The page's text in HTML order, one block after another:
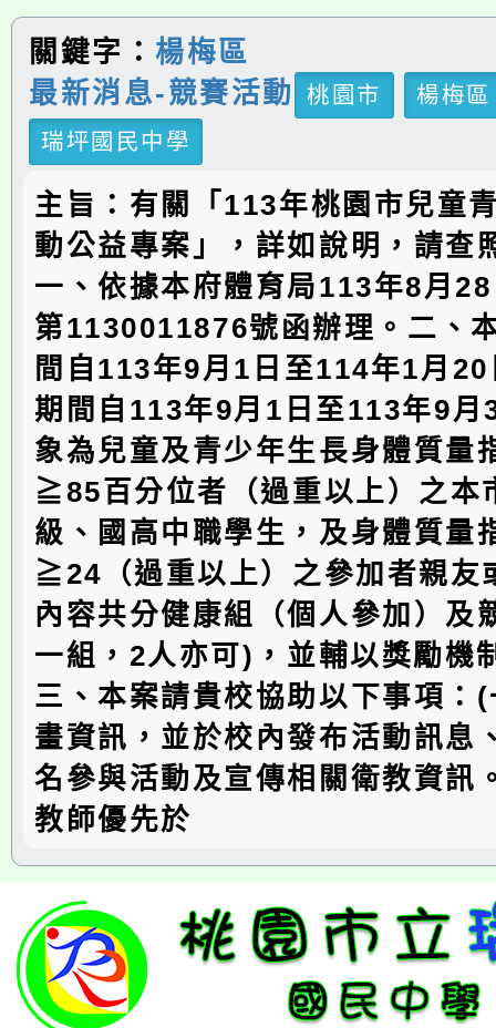
關鍵字： 楊梅區
最新消息-競賽活動
桃園市
楊梅區
瑞坪國民中學
主旨：有關「113年桃園市兒童
動公益專案」，詳如說明，請查
一、依據本府體育局113年8月
第1130011876號函辦理。二、
間自113年9月1日至114年1月
期間自113年9月1日至113年9月
象為兒童及青少年生長身體質量
≧85百分位者（過重以上）之本
級、國高中職學生，及身體質量
≧24（過重以上）之參加者親友
內容共分健康組（個人參加）及
一組，2人亦可)，並輔以獎勵機
三、本案請貴校協助以下事項：
畫資訊，並於校內發布活動訊息
名參與活動及宣傳相關衛教資訊
教師優先於